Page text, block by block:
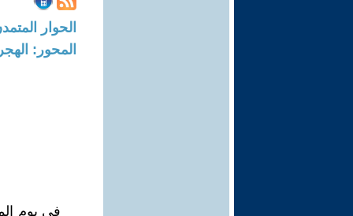
الحوار المتمدن-العدد:
المحور: